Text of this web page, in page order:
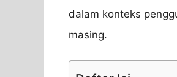
dalam konteks
masing.